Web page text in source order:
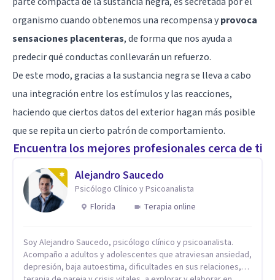
organismo cuando obtenemos una recompensa yprovoca
sensaciones placenteras, de forma que nos ayuda a
predecir qué conductas conllevarán un refuerzo.
De este modo, gracias a la sustancia negra se lleva a cabo
una integración entre los estímulos y las reacciones,
haciendo que ciertos datos del exterior hagan más posible
que se repita un cierto patrón de comportamiento.
Encuentra los mejores profesionales cerca de ti
Alejandro Saucedo
Psicólogo Clínico y Psicoanalista
Florida
Terapia online
Soy Alejandro Saucedo, psicólogo clínico y psicoanalista.
Acompaño a adultos y adolescentes que atraviesan ansiedad,
depresión, baja autoestima, dificultades en sus relaciones,